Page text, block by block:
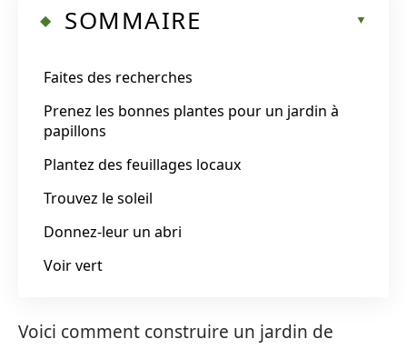
SOMMAIRE
Faites des recherches
Prenez les bonnes plantes pour un jardin à
papillons
Plantez des feuillages locaux
Trouvez le soleil
Donnez-leur un abri
Voir vert
Voici comment construire un jardin de